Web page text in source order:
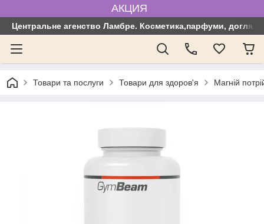
АКЦИЯ
Центральне агенство Ламбре. Косметика,парфуми, догляд
Товари та послуги Товари для здоров'я Магній